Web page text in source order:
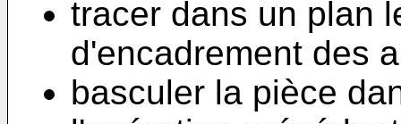
tracer dans un plan
d'encadrement des
basculer la pièce